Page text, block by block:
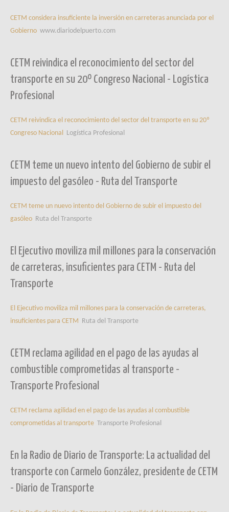
CETM considera insuficiente la inversión en carreteras anunciada por el
Gobierno www.diariodelpuerto.com
CETM reivindica el reconocimiento del sector del
transporte en su 20º Congreso Nacional - Logística
Profesional
CETM reivindica el reconocimiento del sector del transporte en su 20º
Congreso Nacional
Logística Profesional
CETM teme un nuevo intento del Gobierno de subir el
impuesto del gasóleo - Ruta del Transporte
CETM teme un nuevo intento del Gobierno de subir el impuesto del
gasóleo Ruta del Transporte
El Ejecutivo moviliza mil millones para la conservación
de carreteras, insuficientes para CETM - Ruta del
Transporte
El Ejecutivo moviliza mil millones para la conservación de carreteras,
insuficientes para CETM Ruta del Transporte
CETM reclama agilidad en el pago de las ayudas al
combustible comprometidas al transporte -
Transporte Profesional
CETM reclama agilidad en el pago de las ayudas al combustible
comprometidas al transporte Transporte Profesional
En la Radio de Diario de Transporte: La actualidad del
transporte con Carmelo González, presidente de CETM
- Diario de Transporte